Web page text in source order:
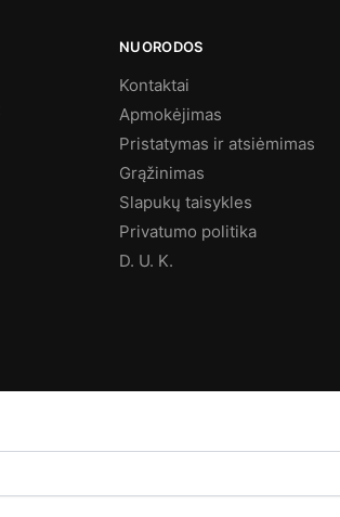
NUORODOS
Kontaktai
Apmokėjimas
Pristatymas ir atsiėmimas
Grąžinimas
Slapukų taisykles
Privatumo politika
D. U. K.